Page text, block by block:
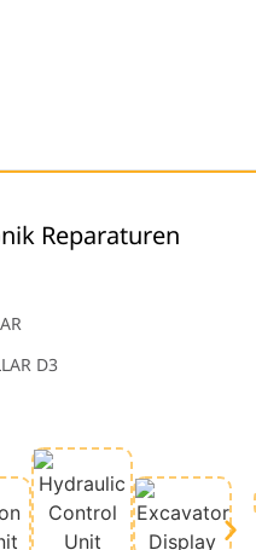
Reparaturen
D3